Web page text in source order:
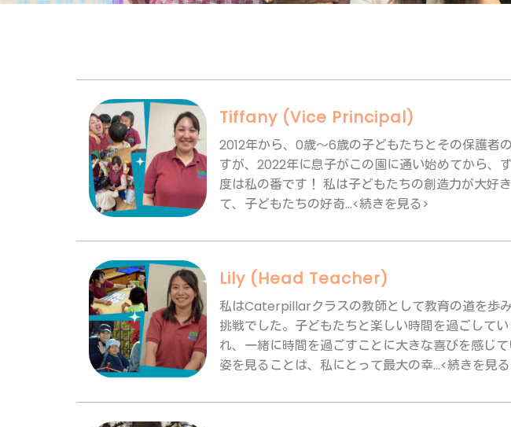
Tiffany (Vice Principal)
2012年から、0歳〜6歳の子どもたちとその保護
すが、2022年に息子がこの園に通い始めてから、
度は私の番です！ 私は子どもたちの創造力が大好
て、子どもたちの好奇...<続きを見る>
Lily (Head Teacher)
私はCaterpillarクラスの教師として教育の道を歩
挑戦でした。子どもたちと楽しい時間を過ごして
れ、一緒に時間を過ごすことに大きな喜びを感じ
姿を見ることは、私にとって最大の幸...<続きを見